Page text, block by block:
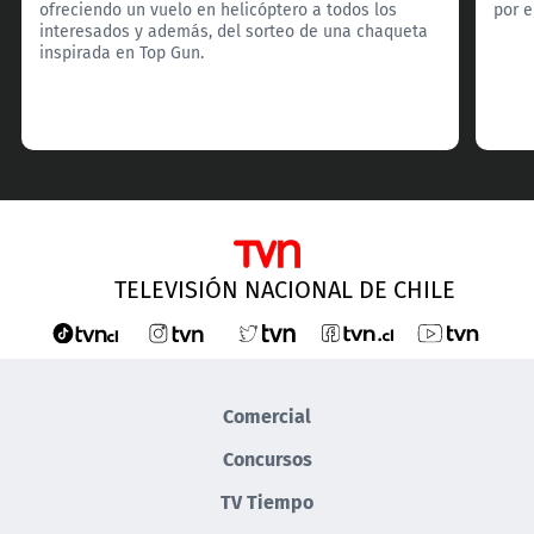
ofreciendo un vuelo en helicóptero a todos los
interesados y además, del sorteo de una chaqueta
inspirada en Top Gun.
por
TELEVISIÓN NACIONAL DE CHILE
Comercial
Concursos
TV Tiempo